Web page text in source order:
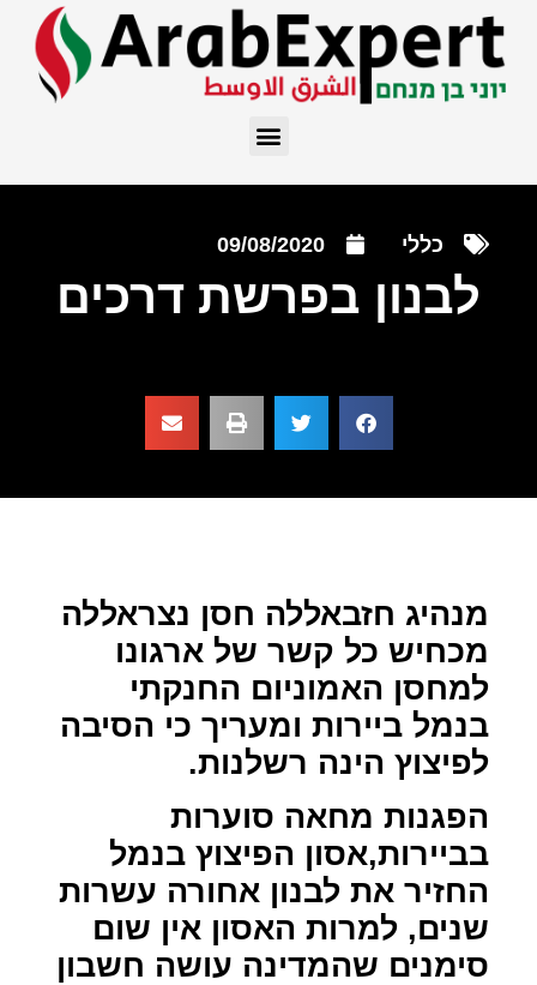
כללי 09/08/2020
לבנון בפרשת דרכים
מנהיג חזבאללה חסן נצראללה
מכחיש כל קשר של ארגונו
למחסן האמוניום החנקתי
בנמל ביירות ומעריך כי הסיבה
לפיצוץ הינה רשלנות.
הפגנות מחאה סוערות
בביירות,אסון הפיצוץ בנמל
החזיר את לבנון אחורה עשרות
שנים, למרות האסון אין שום
סימנים שהמדינה עושה חשבון